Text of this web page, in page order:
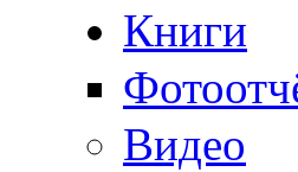
Книги
Видео